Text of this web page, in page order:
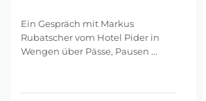
Ein Gespräch mit Markus
Rubatscher vom Hotel Pider in
Wengen über Pässe, Pausen ...